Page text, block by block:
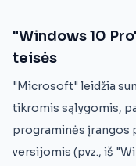
"Windows 10
teisės
"Microsoft" leidžia
tikromis sąlygomis,
programinės įrangos
versijomis (pvz., iš